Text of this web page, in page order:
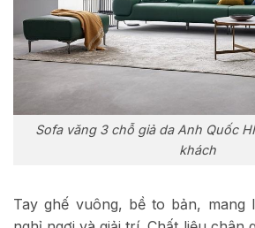
Sofa văng 3 chỗ giả da Anh Quốc
khách
Tay ghế vuông, bề to bản, mang